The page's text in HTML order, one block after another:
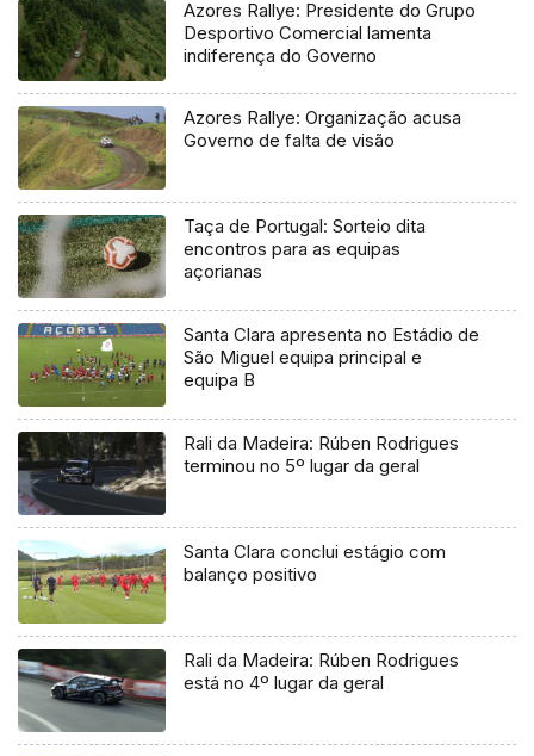
Azores Rallye: Presidente do Grupo
Desportivo Comercial lamenta
indiferença do Governo
Azores Rallye: Organização acusa
Governo de falta de visão
Taça de Portugal: Sorteio dita
encontros para as equipas
açorianas
Santa Clara apresenta no Estádio de
São Miguel equipa principal e
equipa B
Rali da Madeira: Rúben Rodrigues
terminou no 5º lugar da geral
Santa Clara conclui estágio com
balanço positivo
Rali da Madeira: Rúben Rodrigues
está no 4º lugar da geral